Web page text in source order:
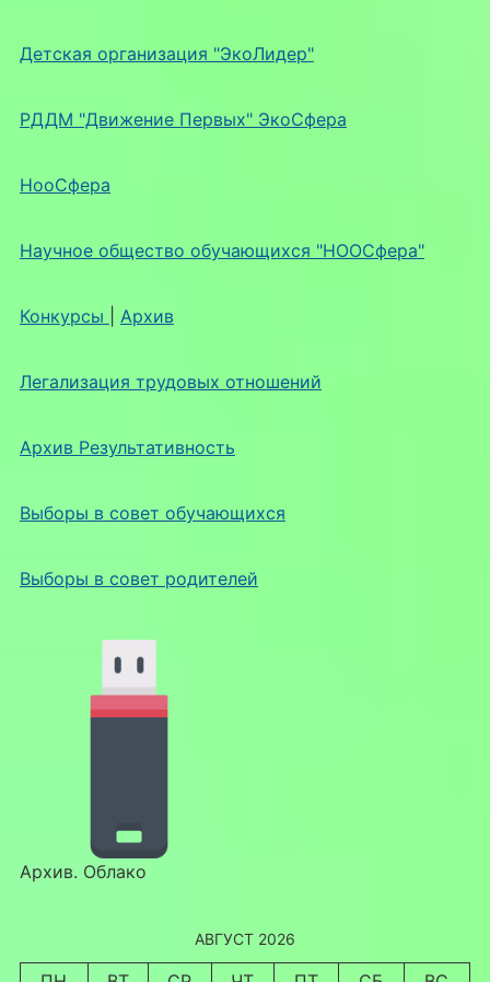
Детская организация "ЭкоЛидер"
РДДМ "Движение Первых" ЭкоСфера
НооСфера
Научное общество обучающихся "НООСфера"
Конкурсы Архив
Легализация трудовых отношений
Архив Результативность
Выборы в совет обучающихся
Выборы в совет родителей
Архив. Облако
АВГУСТ 2026